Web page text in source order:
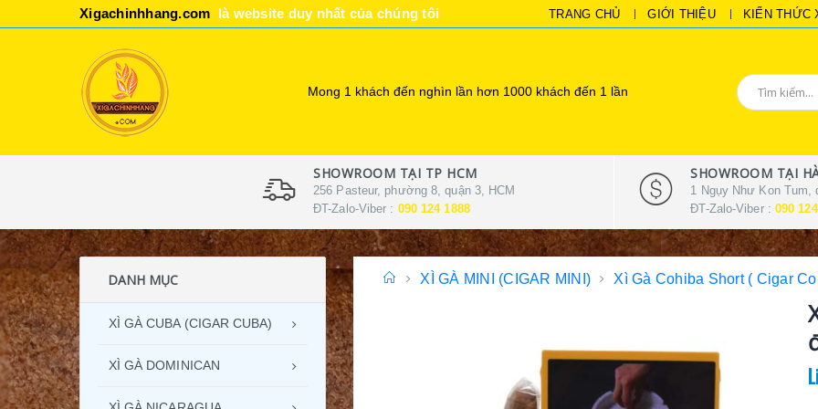
Xigachinhhang.com là website duy nhất của chúng tôi TRANG CHỦ GIỚI THIỆU KIẾN THỨC
Mong 1 khách đến nghìn lần hơn 1000 khách đến 1 lần
SHOWROOM TẠI TP HCM
256 Pasteur, phường 8, quận 3, HCM
ĐT-Zalo-Viber : 090 124 1888
SHOWROOM TẠI
1 Ngụy Như Kon Tum,
ĐT-Zalo-Viber : 090
XÌ GÀ MINI (CIGAR MINI) Xì Gà Cohiba Short ( Cigar
DANH MỤC
XÌ GÀ CUBA (CIGAR CUBA)
XÌ GÀ DOMINICAN